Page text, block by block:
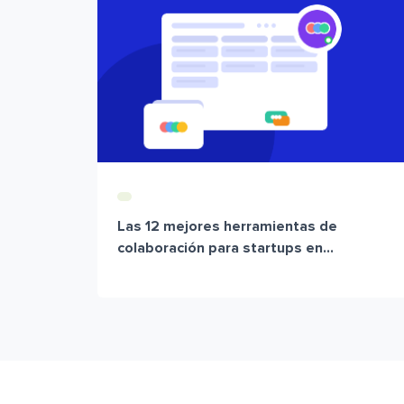
Las 12 mejores herramientas de
colaboración para startups en...